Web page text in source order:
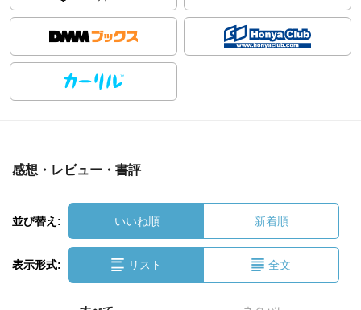
感想・レビュー・書評
並び替え: いいね順 新着順
表示形式: リスト 全文